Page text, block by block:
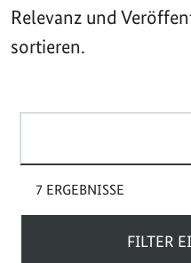
Relevanz und
sortieren.
7 ERGEBNISSE
FILTER